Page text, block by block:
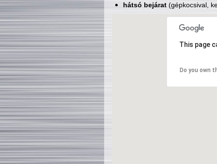
hátsó bejárat(gépkocsival,
This page
Do you own